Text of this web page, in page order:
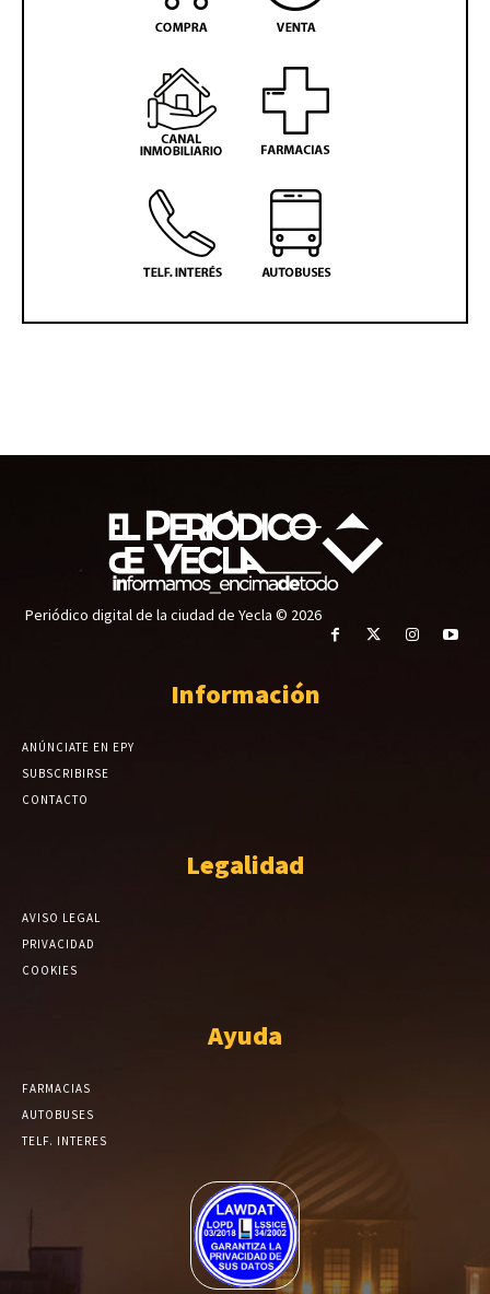
Periódico digital de la ciudad de Yecla © 2026
Información
ANÚNCIATE EN EPY
SUBSCRIBIRSE
CONTACTO
Legalidad
AVISO LEGAL
PRIVACIDAD
COOKIES
Ayuda
FARMACIAS
AUTOBUSES
TELF. INTERES